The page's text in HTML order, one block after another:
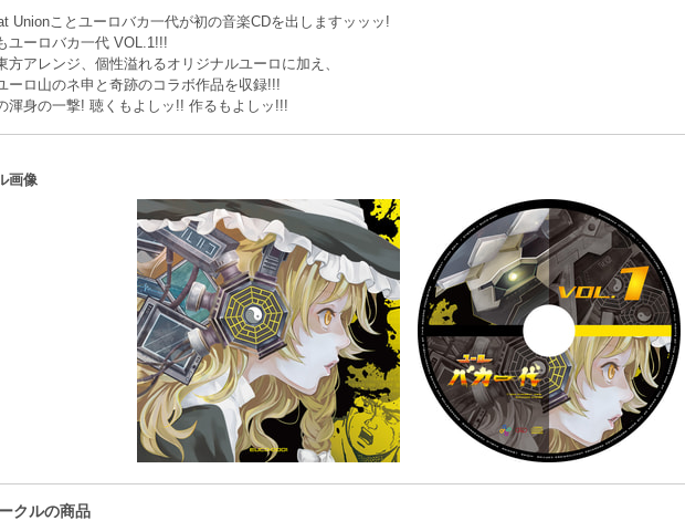
Unionことユーロバカ一代が初の音楽CDを出しますッッッ!
ユーロバカ一代 VOL.1!!!
方アレンジ、個性溢れるオリジナルユーロに加え、
ーロ山のネ申と奇跡のコラボ作品を収録!!!
渾身の一撃! 聴くもよしッ!! 作るもよしッ!!!
画像
クルの商品